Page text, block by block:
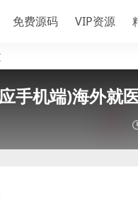
免费源码 VIP资源
手机端)海外就